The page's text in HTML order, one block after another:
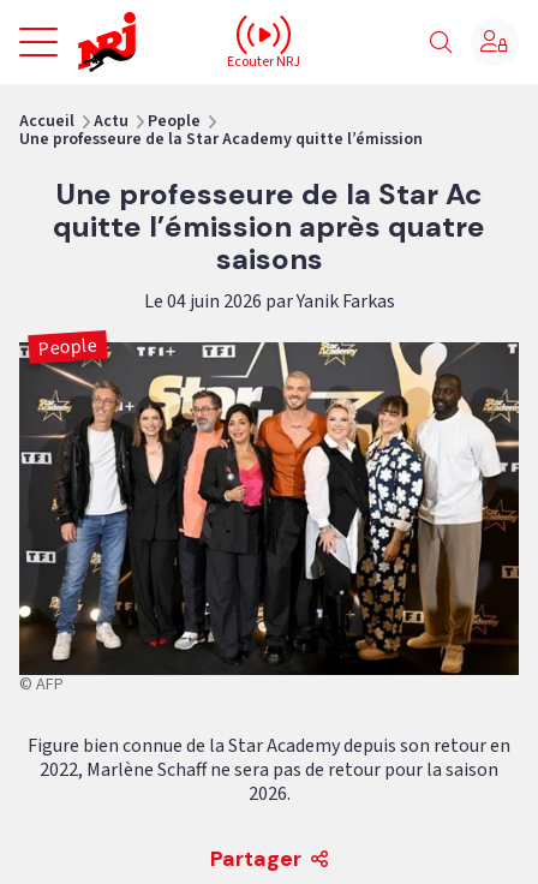
NRJ - Accueil
Ecouter NRJ
Accueil Actu People
Une professeure de la Star Academy quitte l’émission
Une professeure de la Star Ac
quitte l’émission après quatre
saisons
Le 04 juin 2026 par Yanik Farkas
People
© AFP
Figure bien connue de la Star Academy depuis son retour en
2022, Marlène Schaff ne sera pas de retour pour la saison
2026.
Partager